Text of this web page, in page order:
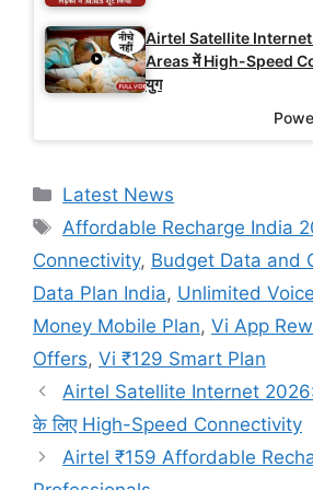
Airtel Satellite
Areas में High-Speed
युग
Categories
Latest News
Tags
Affordable Recharge India
Connectivity, Budget Data and
Data Plan India, Unlimited
Money Mobile Plan, Vi App
Offers, Vi ₹129 Smart Plan
Airtel Satellite Internet
के लिए High-Speed Connectivity
Airtel ₹159 Affordable